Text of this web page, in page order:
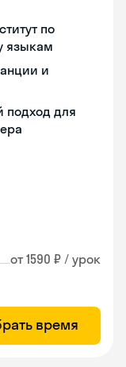
по
языкам
и
подход для
от 1590 ₽ / урок
время